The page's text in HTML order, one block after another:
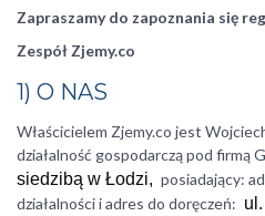
Zapraszamy do zapoznania się
Zespół Zjemy.co
1) O NAS
Właścicielem Zjemy.co jest
działalność gospodarczą pod firmą
siedzibą w Łodzi, posiadający:
działalności i adres do doręczeń: